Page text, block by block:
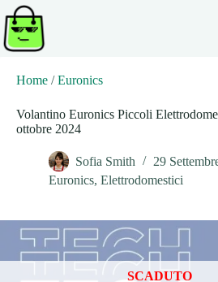
Salta
al
contenuto
Home /Euronics
Volantino Euronics Piccoli
ottobre 2024
Sofia Smith
29
Euronics, Elettrodomestici
SCADUTO